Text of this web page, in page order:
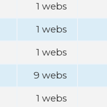
1 webs
1 webs
1 webs
9 webs
1 webs